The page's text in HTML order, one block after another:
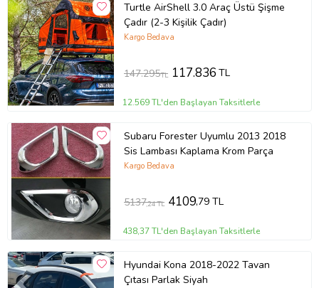
Turtle AirShell 3.0 Araç Üstü Şişme
Çadır (2-3 Kişilik Çadır)
Kargo Bedava
147.295TL 117.836TL
12.569 TL'den Başlayan Taksitlerle
Subaru Forester Uyumlu 2013 2018
Sis Lambası Kaplama Krom Parça
Kargo Bedava
5137,24 TL 4109,79 TL
438,37 TL'den Başlayan Taksitlerle
Hyundai Kona 2018-2022 Tavan
Çıtası Parlak Siyah